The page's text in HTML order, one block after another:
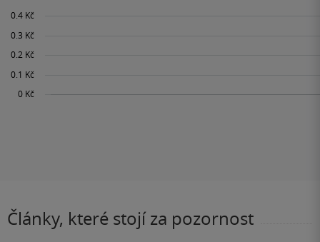
Články, které stojí za pozornost